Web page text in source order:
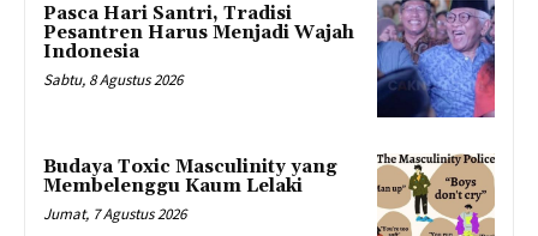
Pasca Hari Santri, Tradisi
Pesantren Harus Menjadi Wajah
Indonesia
Sabtu, 8 Agustus 2026
Budaya Toxic Masculinity yang
Membelenggu Kaum Lelaki
Jumat, 7 Agustus 2026